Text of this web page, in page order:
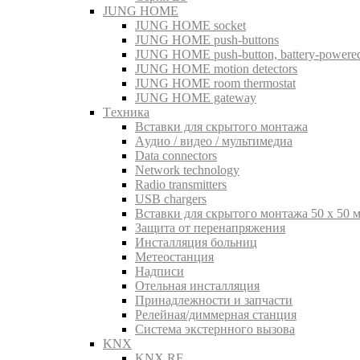
JUNG HOME
JUNG HOME socket
JUNG HOME push-buttons
JUNG HOME push-button, battery-
JUNG HOME motion detectors
JUNG HOME room thermostat
JUNG HOME gateway
Tехника
Вставки для скрытого монтажа
Aудио / видео / мультимедиа
Data connectors
Network technology
Radio transmitters
USB chargers
Вставки для скрытого монтажа 50 x 50
Защита от перенапряжения
Инсталляция больниц
Метеостанция
Надписи
Отельная инсталляция
Принадлежности и запчасти
Релейная/диммерная станция
Система экстернного вызова
KNX